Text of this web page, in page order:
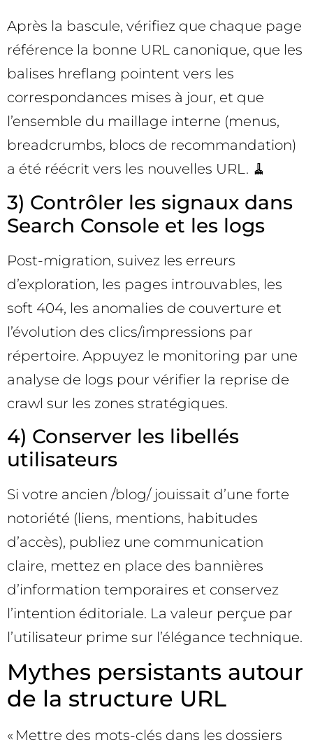
Après la bascule, vérifiez que chaque page
référence la bonne URL canonique, que les
balises hreflang pointent vers les
correspondances mises à jour, et que
l’ensemble du maillage interne (menus,
breadcrumbs, blocs de recommandation)
a été réécrit vers les nouvelles URL. 🧹
3) Contrôler les signaux dans
Search Console et les logs
Post-migration, suivez les erreurs
d’exploration, les pages introuvables, les
soft 404, les anomalies de couverture et
l’évolution des clics/impressions par
répertoire. Appuyez le monitoring par une
analyse de logs pour vérifier la reprise de
crawl sur les zones stratégiques.
4) Conserver les libellés
utilisateurs
Si votre ancien /blog/ jouissait d’une forte
notoriété (liens, mentions, habitudes
d’accès), publiez une communication
claire, mettez en place des bannières
d’information temporaires et conservez
l’intention éditoriale. La valeur perçue par
l’utilisateur prime sur l’élégance technique.
Mythes persistants autour
de la structure URL
« Mettre des mots-clés dans les dossiers